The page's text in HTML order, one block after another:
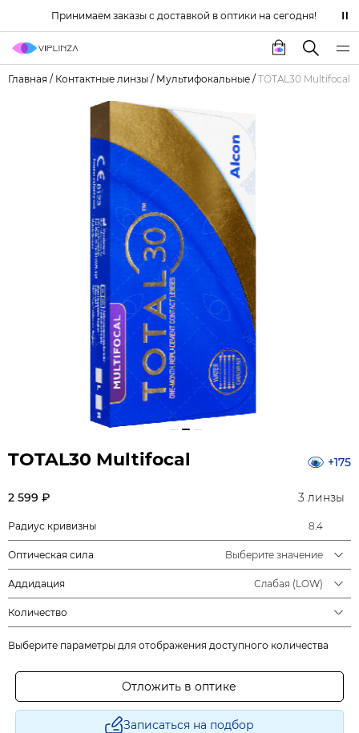
Принимаем заказы с доставкой в оптики на сегодня!
Главная / Контактные линзы / Мультифокальные / TOTAL30 Multifocal
+175
TOTAL30 Multifocal
2 599 ₽ 3 линзы
Радиус кривизны 8.4
Оптическая сила Выберите значение
Аддидация Слабая (LOW)
Количество
Выберите параметры для отображения доступного количества
Отложить в оптике
Записаться на подбор